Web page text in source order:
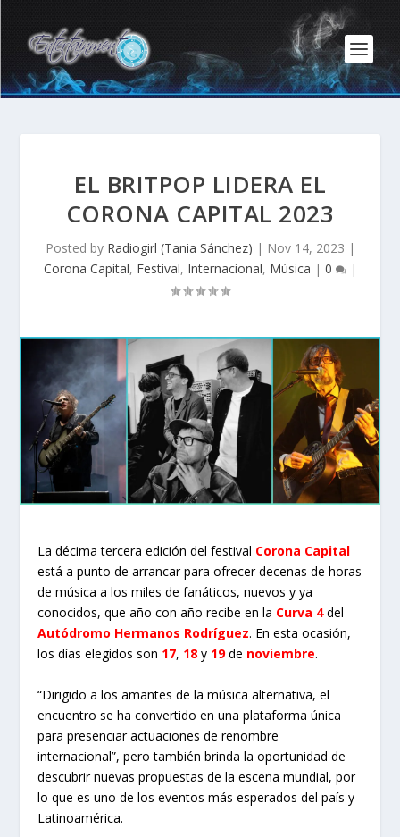
EL BRITPOP LIDERA EL
CORONA CAPITAL 2023
Posted by Radiogirl (Tania Sánchez) | Nov 14, 2023 |
Corona Capital, Festival, Internacional, Música | 0 |
La décima tercera edición del festival Corona Capital
está a punto de arrancar para ofrecer decenas de horas
de música a los miles de fanáticos, nuevos y ya
conocidos, que año con año recibe en la Curva 4del
Autódromo Hermanos Rodríguez. En esta ocasión,
los días elegidos son 17, 18 y 19de noviembre.
“Dirigido a los amantes de la música alternativa, el
encuentro se ha convertido en una plataforma única
para presenciar actuaciones de renombre
internacional”, pero también brinda la oportunidad de
descubrir nuevas propuestas de la escena mundial, por
lo que es uno de los eventos más esperados del país y
Latinoamérica.